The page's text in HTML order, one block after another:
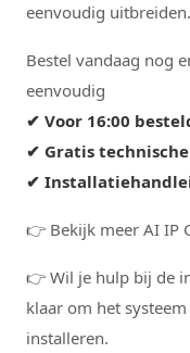
eenvoudig uitbreiden.
Bestel vandaag nog
eenvoudig
✔ Voor 16:00
✔ Gratis
✔
👉 Bekijk meer AI IP
👉 Wil je hulp bij de
klaar om het
installeren.